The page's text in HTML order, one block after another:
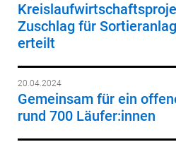
Zuschlag für
erteilt
20.04.2024
Gemeinsam für ein
rund 700 Läufer:innen